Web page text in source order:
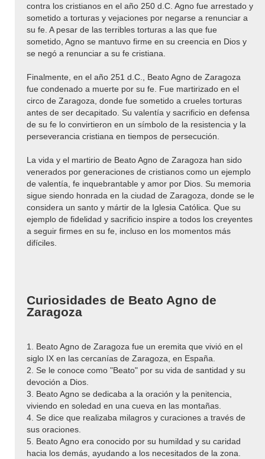
contra los cristianos en el año 250 d.C. Agno fue arrestado y
sometido a torturas y vejaciones por negarse a renunciar a
su fe. A pesar de las terribles torturas a las que fue
sometido, Agno se mantuvo firme en su creencia en Dios y
se negó a renunciar a su fe cristiana.
Finalmente, en el año 251 d.C., Beato Agno de Zaragoza
fue condenado a muerte por su fe. Fue martirizado en el
circo de Zaragoza, donde fue sometido a crueles torturas
antes de ser decapitado. Su valentía y sacrificio en defensa
de su fe lo convirtieron en un símbolo de la resistencia y la
perseverancia cristiana en tiempos de persecución.
La vida y el martirio de Beato Agno de Zaragoza han sido
venerados por generaciones de cristianos como un ejemplo
de valentía, fe inquebrantable y amor por Dios. Su memoria
sigue siendo honrada en la ciudad de Zaragoza, donde se le
considera un santo y mártir de la Iglesia Católica. Que su
ejemplo de fidelidad y sacrificio inspire a todos los creyentes
a seguir firmes en su fe, incluso en los momentos más
difíciles.
Curiosidades de Beato Agno de
Zaragoza
1. Beato Agno de Zaragoza fue un eremita que vivió en el
siglo IX en las cercanías de Zaragoza, en España.
2. Se le conoce como "Beato" por su vida de santidad y su
devoción a Dios.
3. Beato Agno se dedicaba a la oración y la penitencia,
viviendo en soledad en una cueva en las montañas.
4. Se dice que realizaba milagros y curaciones a través de
sus oraciones.
5. Beato Agno era conocido por su humildad y su caridad
hacia los demás, ayudando a los necesitados de la zona.